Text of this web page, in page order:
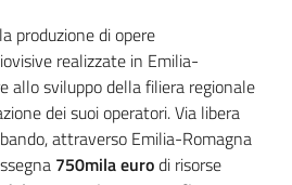
produzione di opere
realizzate in Emilia-
allo sviluppo della filiera regionale
dei suoi operatori. Via libera
attraverso Emilia-Romagna
750mila eurodi risorse